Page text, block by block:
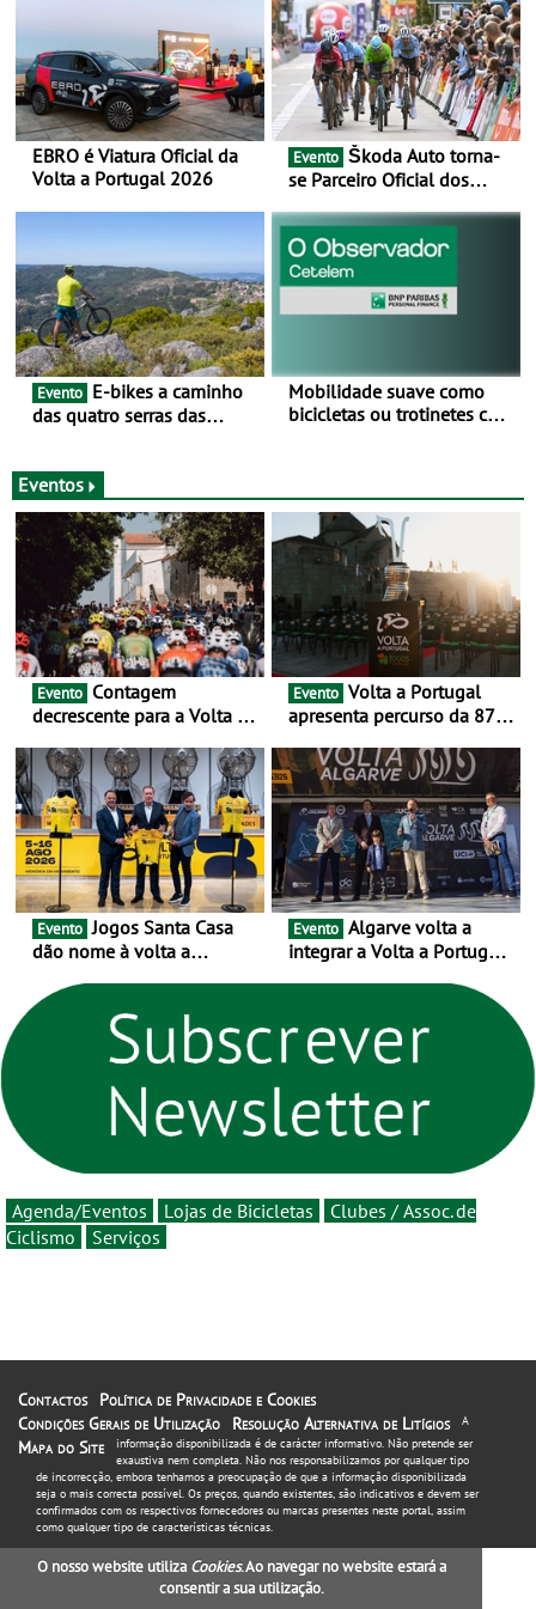
EBRO é Viatura Oficial da
Volta a Portugal 2026
Evento
se Parceiro Oficial dos
BTT e Gravel da UCI - Para
os anos de 2025 e 2026
Evento
das quatro serras das
e 10 de Junho
Mobilidade suave como
bicicletas ou trotinetes com
usam os automóveis
exclusivamente em áreas
urbanas
Eventos
Evento
decrescente para a Volta a
as 17 equipas de 2026
Evento
apresenta percurso da 87.ª
novo ciclo rumo ao
centenário
Evento Jogos Santa Casa
dão nome à volta a
um novo ciclo da prova
rumo ao centenário - Volta
a Portugal em Bicicleta
estará na estrada entre 5 e
16 de agosto
Evento
integrar a Volta a Portugal
Agenda/Eventos Lojas de Bicicletas
Clubes / Assoc. de
Ciclismo
Serviços
Contactos
Política de Privacidade e Cookies
Condições Gerais de Utilização
Resolução Alternativa de Litígios
Mapa do Site
A
informação disponibilizada é de carácter informativo. Não pretende ser
exaustiva nem completa. Não nos responsabilizamos por qualquer tipo
de incorrecção, embora tenhamos a preocupação de que a informação disponibilizada
seja o mais correcta possível. Os preços, quando existentes, são indicativos e devem ser
confirmados com os respectivos fornecedores ou marcas presentes neste portal, assim
como qualquer tipo de características técnicas.
O nosso website utiliza Cookies. Ao navegar no website estará a
consentir a sua utilização.